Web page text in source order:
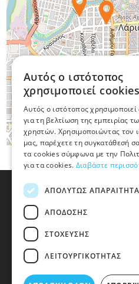
Όροι Χρήσης
Χρήσιμα Τηλέφωνα
Συγκοινωνίες
Νοσοκομεία
Δημόσιες
Αυτός ο ιστότοπος
χρησιμοποιεί cookies
Αυτός ο ιστότοπος
για τη βελτίωση της εμπειρίας
χρηστών. Χρησιμοποιώντας τον
μας, παρέχετε τη συγκατάθεσή
τα cookies σύμφωνα με την
για τα cookies. Διαβάστε
ΑΠΟΛΎΤΩΣ ΑΠΑΡΑΊΤΗΤΑ
ΑΠΌΔΟΣΗΣ
ΣΤΌΧΕΥΣΗΣ
ΛΕΙΤΟΥΡΓΙΚΌΤΗΤΑΣ